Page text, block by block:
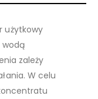
użytkowy
zależy
W celu